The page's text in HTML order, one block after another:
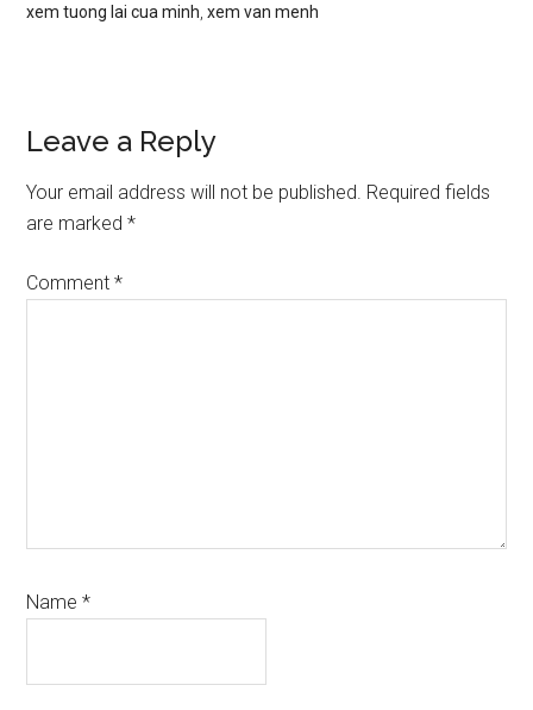
xem tuong lai cua minh ,xem van menh
Reader
Interactions
Leave a Reply
Your email address will not be published. Required fields
are marked*
Comment*
Name*